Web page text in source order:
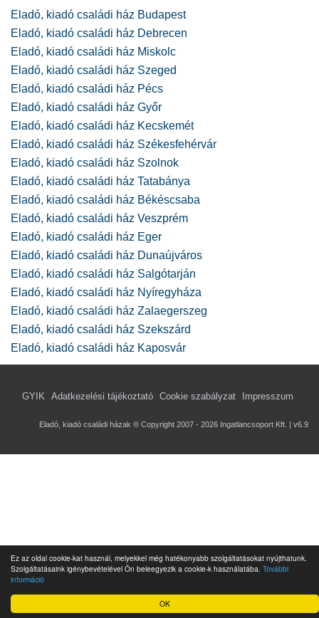
OK
Ez az oldal cookie-kat használ, melyekkel még hatékonyabb szolgáltatásokat nyújthatunk.
Szolgáltatásaink igénybevételével Ön beleegyezik a cookie-k használatába. További
információ
Eladó, kiadó családi ház Budapest
Eladó, kiadó családi ház Debrecen
Eladó, kiadó családi ház Miskolc
Eladó, kiadó családi ház Szeged
Eladó, kiadó családi ház Pécs
Eladó, kiadó családi ház Győr
Eladó, kiadó családi ház Kecskemét
Eladó, kiadó családi ház Székesfehérvár
Eladó, kiadó családi ház Szolnok
Eladó, kiadó családi ház Tatabánya
Eladó, kiadó családi ház Békéscsaba
Eladó, kiadó családi ház Veszprém
Eladó, kiadó családi ház Eger
Eladó, kiadó családi ház Dunaújváros
Eladó, kiadó családi ház Salgótarján
Eladó, kiadó családi ház Nyíregyháza
Eladó, kiadó családi ház Zalaegerszeg
Eladó, kiadó családi ház Szekszárd
Eladó, kiadó családi ház Kaposvár
GYIK Adatkezelési tájékoztató Cookie szabályzat Impresszum
Eladó, kiadó családi házak ® Copyright 2007 - 2026 Ingatlancsoport Kft. | v6.9